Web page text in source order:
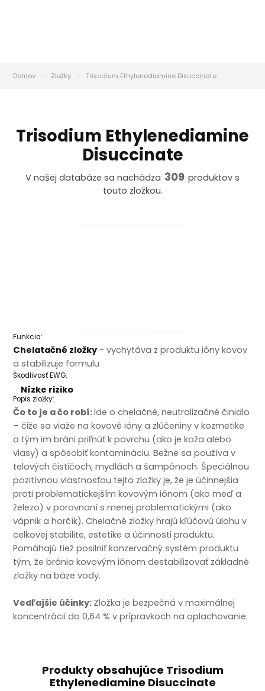
Domov Zložky Trisodium Ethylenediamine Disuccinate
Trisodium Ethylenediamine
Disuccinate
V našej databáze sa nachádza 309 produktov s
touto zložkou.
Funkcia:
Chelatačné zložky - vychytáva z produktu ióny kovov
a stabilizuje formulu
Škodlivosť EWG:
Nízke riziko
Popis zložky:
Čo to je a čo robí:Ide o chelačné, neutralizačné činidlo
– čiže sa viaže na kovové ióny a zlúčeniny v kozmetike
a tým im bráni priľnúť k povrchu (ako je koža alebo
vlasy) a spôsobiť kontamináciu. Bežne sa používa v
telových čističoch, mydlách a šampónoch. Špeciálnou
pozitívnou vlastnosťou tejto zložky je, že je účinnejšia
proti problematickejším kovovým iónom (ako meď a
železo) v porovnaní s menej problematickými (ako
vápnik a horčík). Chelačné zložky hrajú kľúčovú úlohu v
celkovej stabilite, estetike a účinnosti produktu.
Pomáhajú tiež posilniť konzervačný systém produktu
tým, že bránia kovovým iónom destabilizovať základné
zložky na báze vody.
Vedľajšie účinky: Zložka je bezpečná v maximálnej
koncentrácii do 0,64 % v prípravkoch na oplachovanie.
Produkty obsahujúce Trisodium
Ethylenediamine Disuccinate